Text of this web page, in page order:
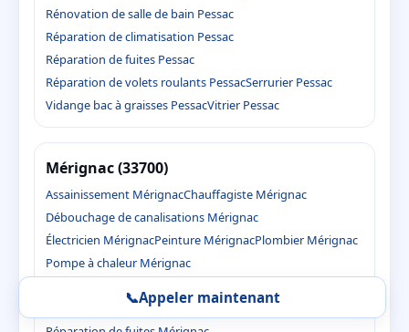
Rénovation de salle de bain Pessac
Réparation de climatisation Pessac
Réparation de fuites Pessac
Réparation de volets roulants PessacSerrurier Pessac
Vidange bac à graisses PessacVitrier Pessac
Mérignac (33700)
Assainissement MérignacChauffagiste Mérignac
Débouchage de canalisations Mérignac
Électricien MérignacPeinture MérignacPlombier Mérignac
Pompe à chaleur Mérignac
Réparation de climatisation Mérignac
📞Appeler maintenant